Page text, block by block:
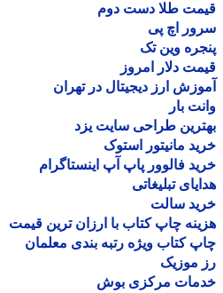
طلا دست دوم
اچ پی
وین تک
دلار امروز
ارز دیجیتال در تهران
بار
طراحی سایت یزد
مانیتور استوک
فالوور پاپ آپ اینستاگرام
تبلیغاتی
سالت
چاپ کتاب با ارزان ترین قیمت
کتاب ویژه رتبه بندی معلمان
موزیک
مرکزی بوش